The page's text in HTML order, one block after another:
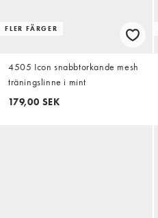
FLER FÄRGER
4505 Icon snabbtorkande mesh
träningslinne i mint
179,00 SEK